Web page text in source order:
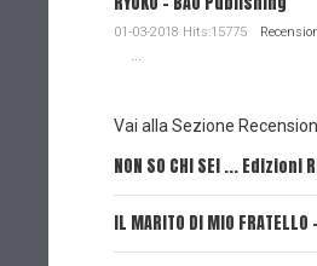
01-03-2018 Hits:15775
...
Vai alla Sezione
NON SO CHI SEI ...
IL MARITO DI MIO